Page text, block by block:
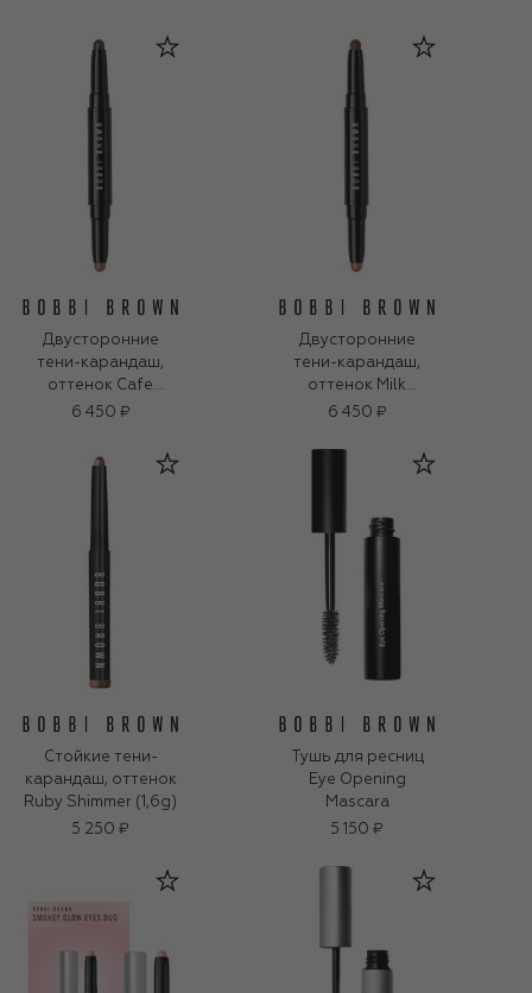
Двусторонние
тени-карандаш,
оттенок Cafe
Shimmer / Gilded
6 450 ₽
Двусторонние
тени-карандаш,
оттенок Milk
Chocolate /
(1,6g)
6 450 ₽
Стойкие тени-
карандаш, оттенок
Ruby Shimmer (1,6g)
5 250 ₽
Тушь для ресниц
Eye Opening
Mascara
5 150 ₽